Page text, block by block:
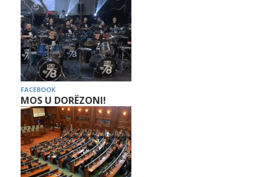
FACEBOOK
MOS U DORËZONI!